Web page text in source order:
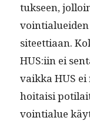
tuk­seen,
siteet­ti­aan.
HUS:iin ei
vaik­ka HUS
hoitaisi
voin­tialue